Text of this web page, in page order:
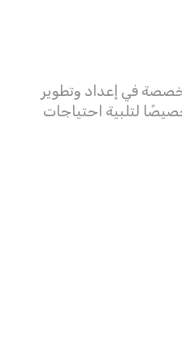
في إعداد وتطوير
لتلبية احتياجات